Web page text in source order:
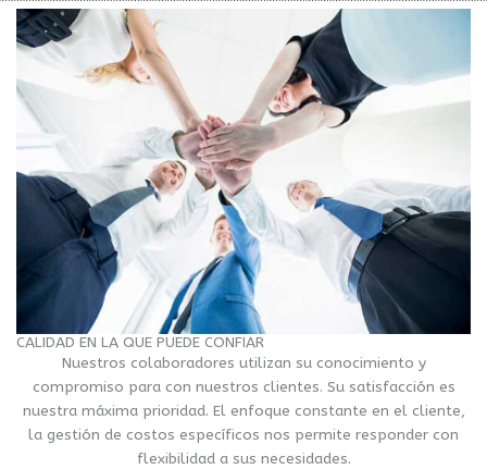
CALIDAD EN LA QUE PUEDE CONFIAR
Nuestros colaboradores utilizan su conocimiento y
compromiso para con nuestros clientes. Su satisfacción es
nuestra máxima prioridad. El enfoque constante en el cliente,
la gestión de costos específicos nos permite responder con
flexibilidad a sus necesidades.